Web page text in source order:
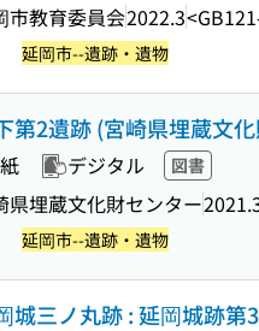
市教育委員会2022.3
延岡市--遺跡・遺物
第2遺跡 (宮崎県埋蔵文
紙 デジタル 図書
県埋蔵文化財センター
延岡市--遺跡・遺物
城三ノ丸跡 : 延岡城跡第